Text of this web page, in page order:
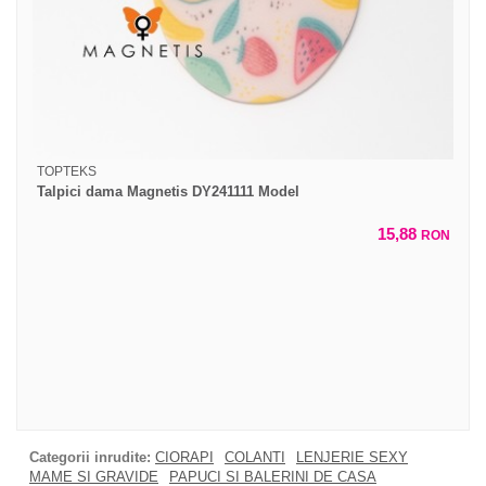
TOPTEKS
Talpici dama Magnetis DY241111 Model
15,88 RON
Categorii inrudite: CIORAPI COLANTI
LENJERIE SEXY
MAME SI GRAVIDE
PAPUCI SI BALERINI DE CASA